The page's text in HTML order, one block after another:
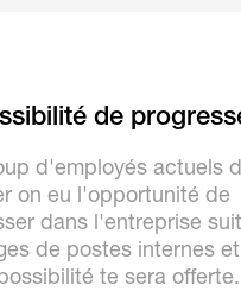
de
d'employés actuels
on eu l'opportunité de
dans l'entreprise
de postes internes
te sera offerte.